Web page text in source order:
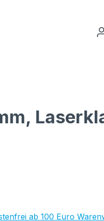
ab 100 Euro